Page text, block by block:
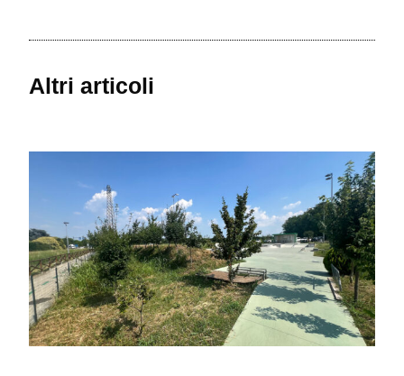
Altri articoli